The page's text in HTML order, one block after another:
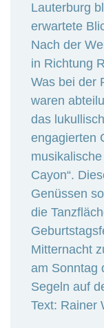
Lauterburg
erwartete
Nach der
in Richtung
Was bei der
waren
das
engagierten
Cayon“.
Genüssen
die
Mitternacht
am Sonntag
Segeln auf
Text: Rainer